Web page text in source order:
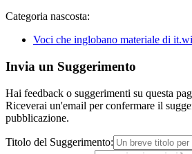
Categoria nascosta:
Voci che inglobano materiale di
Invia un Suggerimento
Hai feedback o suggerimenti su questa
Riceverai un'email per confermare il
pubblicazione.
Titolo del Suggerimento: